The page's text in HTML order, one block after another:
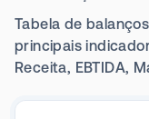
titânio e seus
prima principal. A
Camaçari, Bahia, e
atividades
Tabela de
principais
Receita, EBTIDA,